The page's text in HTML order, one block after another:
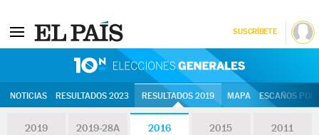
SUSCRÍBETE
NOTICIAS RESULTADOS 2023 RESULTADOS 2019 MAPA ESCAÑOS
2019 2019-28A 2016 2015 2011